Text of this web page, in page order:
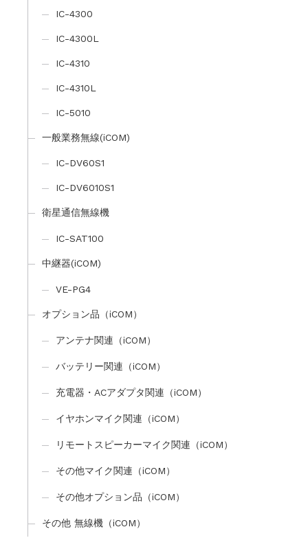
IC-4300
IC-4300L
IC-4310
IC-4310L
IC-5010
一般業務無線(iCOM)
IC-DV60S1
IC-DV6010S1
衛星通信無線機
IC-SAT100
中継器(iCOM)
VE-PG4
オプション品（iCOM）
アンテナ関連（iCOM）
バッテリー関連（iCOM）
充電器・ACアダプタ関連（iCOM）
イヤホンマイク関連（iCOM）
リモートスピーカーマイク関連（iCOM）
その他マイク関連（iCOM）
その他オプション品（iCOM）
その他 無線機（iCOM）